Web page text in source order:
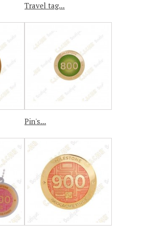
Travel tag...
Pin's...